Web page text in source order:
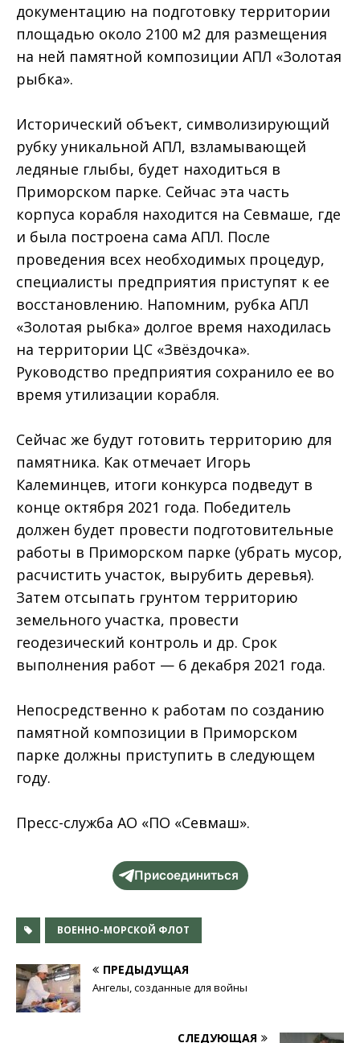
документацию на подготовку территории
площадью около 2100 м2 для размещения
на ней памятной композиции АПЛ «Золотая
рыбка».
Исторический объект, символизирующий
рубку уникальной АПЛ, взламывающей
ледяные глыбы, будет находиться в
Приморском парке. Сейчас эта часть
корпуса корабля находится на Севмаше, где
и была построена сама АПЛ. После
проведения всех необходимых процедур,
специалисты предприятия приступят к ее
восстановлению. Напомним, рубка АПЛ
«Золотая рыбка» долгое время находилась
на территории ЦС «Звёздочка».
Руководство предприятия сохранило ее во
время утилизации корабля.
Сейчас же будут готовить территорию для
памятника. Как отмечает Игорь
Калеминцев, итоги конкурса подведут в
конце октября 2021 года. Победитель
должен будет провести подготовительные
работы в Приморском парке (убрать мусор,
расчистить участок, вырубить деревья).
Затем отсыпать грунтом территорию
земельного участка, провести
геодезический контроль и др. Срок
выполнения работ — 6 декабря 2021 года.
Непосредственно к работам по созданию
памятной композиции в Приморском
парке должны приступить в следующем
году.
Пресс-служба АО «ПО «Севмаш».
Присоединиться
ВОЕННО-МОРСКОЙ ФЛОТ
ПРЕДЫДУЩАЯ
Ангелы, созданные для войны
СЛЕДУЮЩАЯ